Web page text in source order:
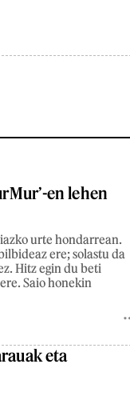
en lehen
urte hondarrean.
ere; solastu da
Hitz egin du beti
Saio honekin
eta